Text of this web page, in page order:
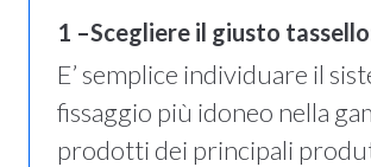
1 –Scegliere il giusto
E’ semplice individuare il
fissaggio più idoneo nella
prodotti dei principali